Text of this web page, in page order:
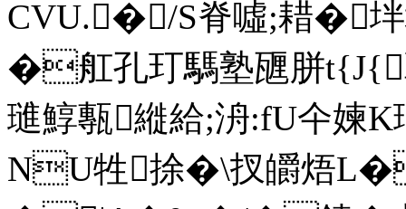
CVU.�/S脊噓;耤�
�舡孔玎騳塾甅胼
璡鯙甎縰給;洀:fU仐
NU牲捈�\扠皭